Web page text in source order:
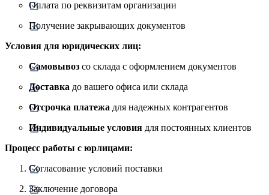
Оплата по реквизитам организации
Получение закрывающих документов
Условия для юридических лиц:
Самовывоз со склада с оформлением документов
Доставка до вашего офиса или склада
Отсрочка платежа для надежных контрагентов
Индивидуальные условия для постоянных клиентов
Процесс работы с юрлицами:
Согласование условий поставки
Заключение договора